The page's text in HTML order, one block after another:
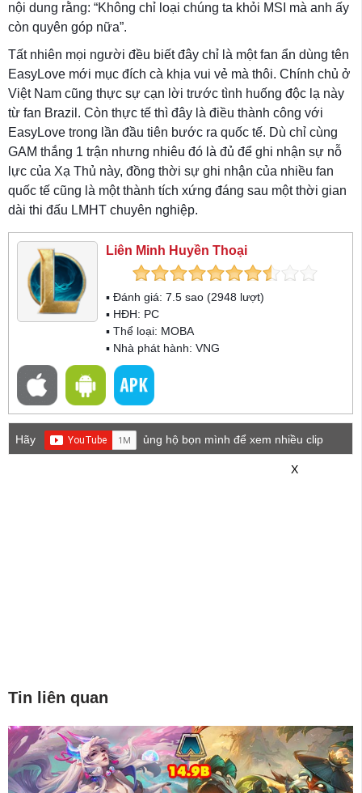
nội dung rằng: “Không chỉ loại chúng ta khỏi MSI mà anh ấy
còn quyên góp nữa”.
Tất nhiên mọi người đều biết đây chỉ là một fan ẩn dùng tên
EasyLove mới mục đích cà khịa vui vẻ mà thôi. Chính chủ ở
Việt Nam cũng thực sự cạn lời trước tình huống độc lạ này
từ fan Brazil. Còn thực tế thì đây là điều thành công với
EasyLove trong lần đầu tiên bước ra quốc tế. Dù chỉ cùng
GAM thắng 1 trận nhưng nhiêu đó là đủ để ghi nhận sự nỗ
lực của Xạ Thủ này, đồng thời sự ghi nhận của nhiều fan
quốc tế cũng là một thành tích xứng đáng sau một thời gian
dài thi đấu LMHT chuyên nghiệp.
Liên Minh Huyền Thoại
▪ Đánh giá: 7.5 sao (2948 lượt)
▪ HĐH: PC
▪ Thể loại: MOBA
▪ Nhà phát hành: VNG
Hãy
ủng hộ bọn mình để xem nhiều clip
X
Tin liên quan